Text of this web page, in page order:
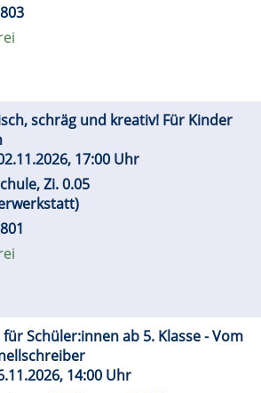
schräg und kreativ! Für Kinder
17:00 Uhr
Zi. 0.05
Schüler:innen ab 5. Klasse - Vom
14:00 Uhr